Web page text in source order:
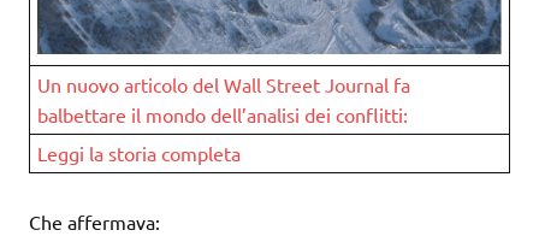
Un nuovo articolo del Wall Street Journal fa
balbettare il mondo dell’analisi dei conflitti:
Leggi la storia completa
Che affermava: